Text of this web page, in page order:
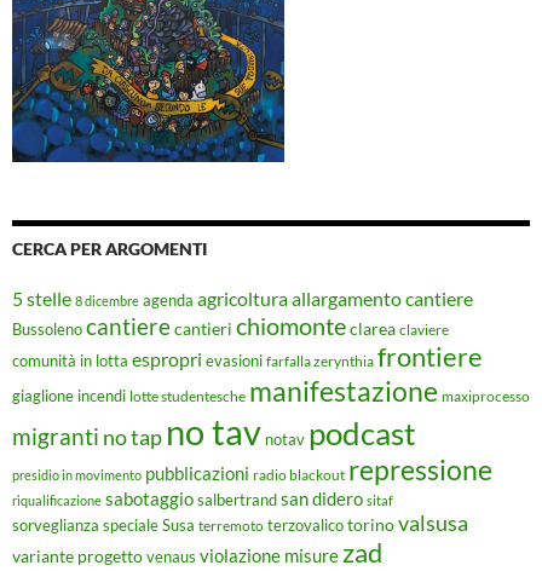
CERCA PER ARGOMENTI
5 stelle 8 dicembre agenda agricolturaallargamento cantiere
Bussolenocantierecantieri chiomonteclarea claviere
comunità in lotta espropri evasioni farfalla zerynthia frontiere
giaglione incendi lotte studentesche manifestazione maxiprocesso
migranti no tap no tav notav podcast
presidio in movimento pubblicazioni radio blackout repressione
riqualificazione sabotaggiosalbertrandsan didero sitaf
sorveglianza speciale Susa terremoto terzovalico torinovalsusa
variante progettovenaus violazione misure zad